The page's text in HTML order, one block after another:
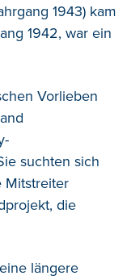
1943) kam
1942, war ein
Vorlieben
suchten sich
Mitstreiter
die
längere